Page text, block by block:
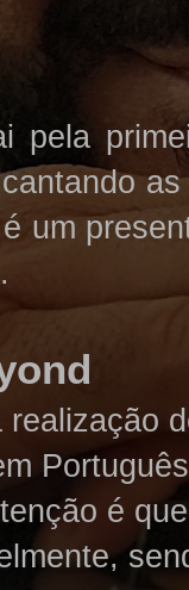
pela
um
é